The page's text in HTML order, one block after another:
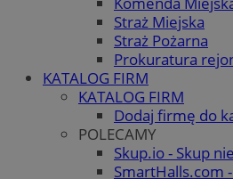
Straż Miejska
Straż Pożarna
Prokuratura
KATALOG FIRM
KATALOG FIRM
Dodaj firmę do
POLECAMY
Skup.io - Skup
SmartHalls.com